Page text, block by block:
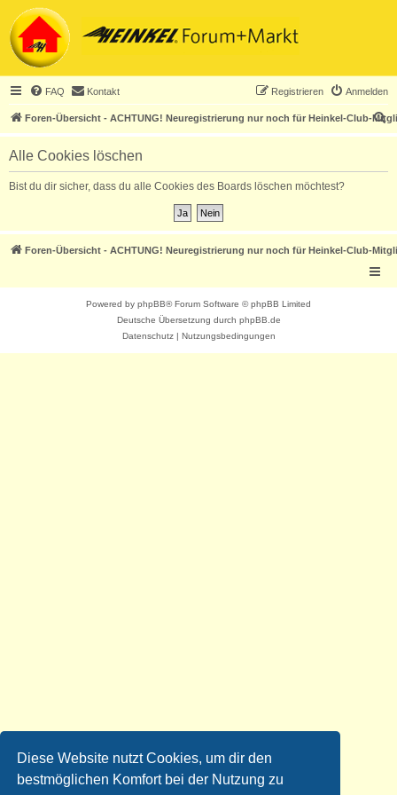
Diese Website nutzt Cookies, um dir den
bestmöglichen Komfort bei der Nutzung zu
FAQ Kontakt Anmelden
Registrieren
Foren-Übersicht - ACHTUNG! Neuregistrierung nur noch für Heinkel-Club-
S
u
Alle Cookies löschen
Bist du dir sicher, dass du alle Cookies des Boards löschen möchtest?
Foren-Übersicht - ACHTUNG! Neuregistrierung nur noch für Heinkel-Club-
Powered by phpBB® Forum Software © phpBB Limited
Deutsche Übersetzung durch phpBB.de
Datenschutz| Nutzungsbedingungen